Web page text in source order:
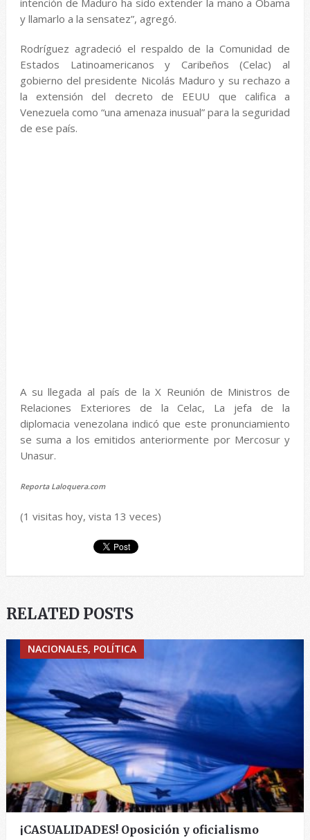
intención de Maduro ha sido extender la mano a Obama
y llamarlo a la sensatez”, agregó.
Rodríguez agradeció el respaldo de la Comunidad de
Estados Latinoamericanos y Caribeños (Celac) al
gobierno del presidente Nicolás Maduro y su rechazo a
la extensión del decreto de EEUU que califica a
Venezuela como “una amenaza inusual” para la seguridad
de ese país.
A su llegada al país de la X Reunión de Ministros de
Relaciones Exteriores de la Celac, La jefa de la
diplomacia venezolana indicó que este pronunciamiento
se suma a los emitidos anteriormente por Mercosur y
Unasur.
Reporta Laloquera.com
(1 visitas hoy, vista 13 veces)
RELATED POSTS
NACIONALES, POLÍTICA
¡CASUALIDADES! Oposición y oficialismo